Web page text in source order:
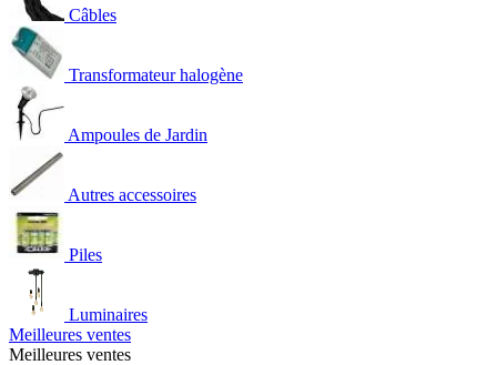
Câbles
Transformateur halogène
Ampoules de Jardin
Autres accessoires
Piles
Luminaires
Meilleures ventes
Meilleures ventes